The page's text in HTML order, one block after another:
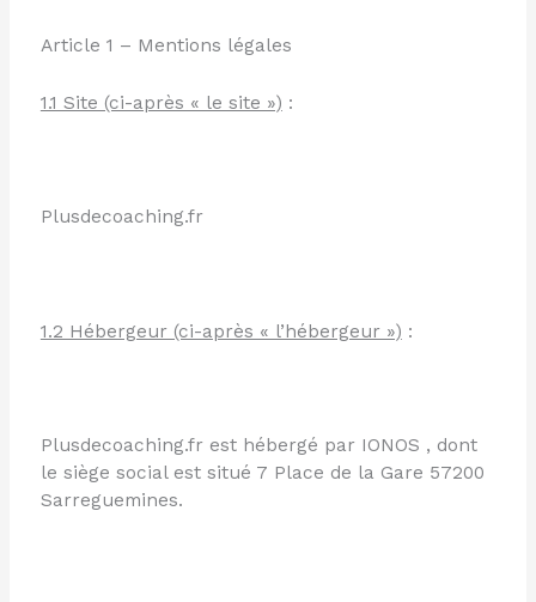
Article 1 – Mentions légales
1.1 Site (ci-après « le site ») :
Plusdecoaching.fr
1.2 Hébergeur (ci-après « l’hébergeur ») :
Plusdecoaching.fr est hébergé par IONOS , dont
le siège social est situé 7 Place de la Gare 57200
Sarreguemines.